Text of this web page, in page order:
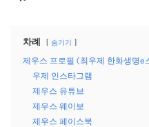
차례 숨기기
제우스 프로필 (최우제 한화생명e
우제 인스타그램
제우스 유튜브
제우스 웨이보
제우스 페이스북